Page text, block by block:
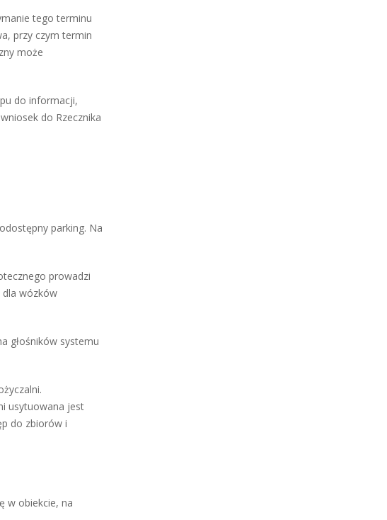
tego terminu
przy czym termin
może
do informacji,
do Rzecznika
parking. Na
prowadzi
wózków
głośników systemu
usytuowana jest
do zbiorów i
w obiekcie, na